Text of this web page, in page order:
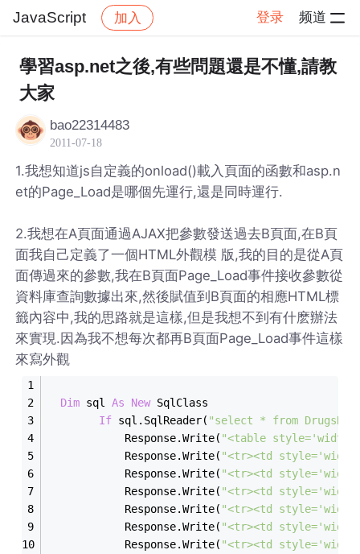
JavaScript 加入 登录 频道
社区 JavaScript 帖子详情
學習asp.net之後,有些問題還是不懂,請教
大家
bao22314483
2011-07-18
1.我想知道js自定義的onload()載入頁面的函數和asp.n
et的Page_Load是哪個先運行,還是同時運行.
2.我想在A頁面通過AJAX把參數發送過去B頁面,在B頁
面我自己定義了一個HTML外觀模 版,我的目的是從A頁
面傳過來的參數,我在B頁面Page_Load事件接收參數從
資料庫查詢數據出來,然後賦值到B頁面的相應HTML標
籤內容中,我的思路就是這樣,但是我想不到有什麽辦法
來實現.因為我不想每次都再B頁面Page_Load事件這樣
來寫外觀
Dim sql As New SqlClass
If sql.SqlReader( "select * from
            Response.Write(
"<table
            Response.Write(
"<tr><td
            Response.Write(
"<tr><td
            Response.Write(
"<tr><td
            Response.Write(
"<tr><td
            Response.Write(
"<tr><td
            Response.Write(
"<tr><td